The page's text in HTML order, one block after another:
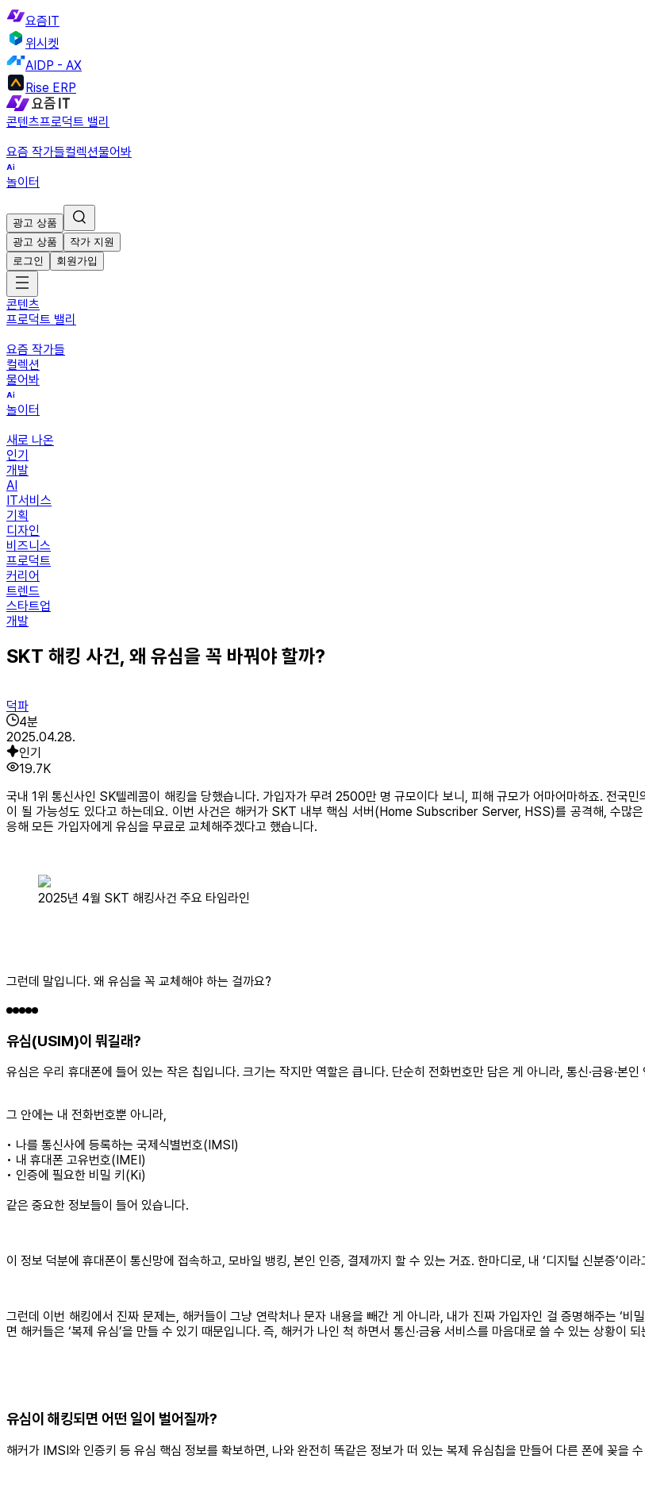
요즘IT
위시켓
AIDP - AX
Rise ERP
콘텐츠프로덕트 밸리
요즘 작가들컬렉션물어봐
놀이터
광고 상품
광고 상품
작가 지원
로그인
회원가입
콘텐츠
프로덕트 밸리
요즘 작가들
컬렉션
물어봐
놀이터
새로 나온
인기
개발
AI
IT서비스
기획
디자인
비즈니스
프로덕트
커리어
트렌드
스타트업
개발
SKT 해킹 사건, 왜 유심을 꼭 바꿔야 할까?
덕파
4분
2025.04.28.
인기
19.7K
국내 1위 통신사인 SK텔레콤이 해킹을 당했습니다. 가입자가 무려 2500만 명 규모이다 보니, 피해 규모가 어마어마하죠. 전국
이 될 가능성도 있다고 하는데요. 이번 사건은 해커가 SKT 내부 핵심 서버(Home Subscriber Server, HSS)를 공격해, 수많
응해 모든 가입자에게 유심을 무료로 교체해주겠다고 했습니다.
2025년 4월 SKT 해킹사건 주요 타임라인
그런데 말입니다. 왜 유심을 꼭 교체해야 하는 걸까요?
유심(USIM)이 뭐길래?
유심은 우리 휴대폰에 들어 있는 작은 칩입니다. 크기는 작지만 역할은 큽니다. 단순히 전화번호만 담은 게 아니라, 통신·금융·본
그 안에는 내 전화번호뿐 아니라,
• 나를 통신사에 등록하는 국제식별번호(IMSI)
• 내 휴대폰 고유번호(IMEI)
• 인증에 필요한 비밀 키(Ki)
같은 중요한 정보들이 들어 있습니다.
이 정보 덕분에 휴대폰이 통신망에 접속하고, 모바일 뱅킹, 본인 인증, 결제까지 할 수 있는 거죠. 한마디로, 내 ‘디지털 신분증’이
그런데 이번 해킹에서 진짜 문제는, 해커들이 그냥 연락처나 문자 내용을 빼간 게 아니라, 내가 진짜 가입자인 걸 증명해주는 ‘
면 해커들은 ‘복제 유심’을 만들 수 있기 때문입니다. 즉, 해커가 나인 척 하면서 통신·금융 서비스를 마음대로 쓸 수 있는 상황이
유심이 해킹되면 어떤 일이 벌어질까?
해커가 IMSI와 인증키 등 유심 핵심 정보를 확보하면, 나와 완전히 똑같은 정보가 떠 있는 복제 유심칩을 만들어 다른 폰에 꽂을